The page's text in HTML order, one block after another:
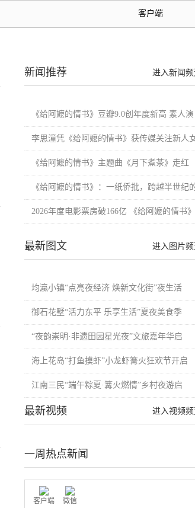
客户端
进入新闻
新闻推荐
《给阿嬷的情书》豆瓣9.0创年度新高 素人演
李思潼凭《给阿嬷的情书》获传媒关注新人
《给阿嬷的情书》主题曲《月下煮茶》走红
《给阿嬷的情书》：一纸侨批，跨越半世纪
2026年度电影票房破166亿 《给阿嬷的情书》
进入图片
最新图文
均瀛小镇“点亮夜经济 焕新文化街”夜生活
御石花墅“活力东平 乐享生活”夏夜美食季
“夜韵崇明·非遗田园星光夜”文旅嘉年华启
海上花岛“打鱼摸虾”小龙虾篝火狂欢节开启
江南三民“端午粽夏·篝火燃情”乡村夜游启
进入视频
最新视频
一周热点新闻
客户端 微信